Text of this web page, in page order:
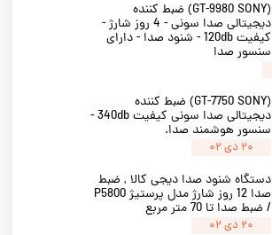
(GT-9980 SONY) ضبط کننده
دیجیتالی صدا سونی - 4 روز شارژ -
کیفیت 120db - شنود صدا - دارای
سنسور صدا
(GT-7750 SONY) ضبط کننده
دیجیتالی صدا سونی کیفیت 340db -
سنسور هوشمند صدا.
۲۰ دی ۰۲
دستگاه شنود صدا دیجی کالا , ضبط
صدا 12 روز شارژ مدل پرستیژ P5800
/ ضبط صدا تا 70 متر مربع
۲۰ دی ۰۲